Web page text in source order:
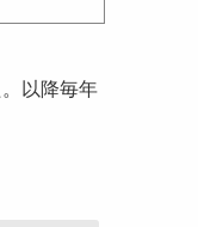
以降毎年